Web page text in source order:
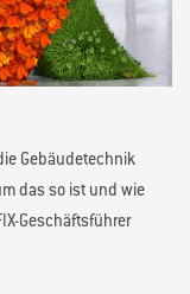
Gebäudetechnik
das so ist und wie
Geschäftsführer